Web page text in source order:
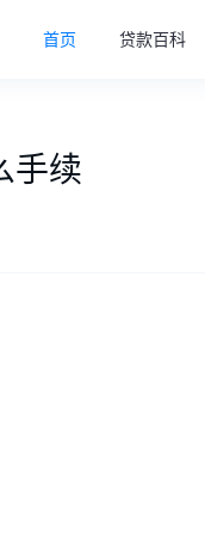
首页 贷款百科
手续